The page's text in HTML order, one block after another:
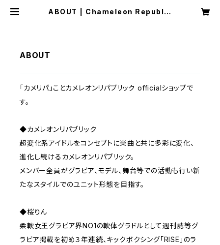
ABOUT | Chameleon Republic
ABOUT
「カメリパ」ことカメレオンリパブリック officialショップで
す。
◆カメレオンリパブリック
超変化系アイドルをコンセプトに楽曲と共に多彩に変化、
進化し続けるカメレオンリパブリック。
メンバー全員がグラビア、モデル、舞台等での活動も行い新
たなスタイルでのユニット形態を目指す。
◆桜りん
柔軟女王グラビア界NO1の軟体グラドルとして週刊誌等グ
ラビア掲載を初め３年連続、キックボクシング「RISE」のラ